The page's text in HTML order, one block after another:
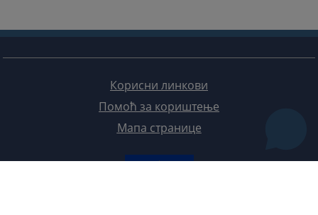
Корисни линкови
Помоћ за кориштење
Мапа странице